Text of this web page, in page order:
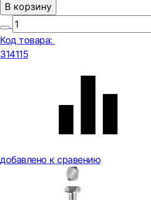
В корзину
Код товара:
314115
добавлено к сравению